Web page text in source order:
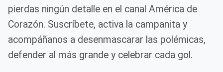
pierdas ningún detalle en el canal América de
Corazón. Suscríbete, activa la campanita y
acompáñanos a desenmascarar las polémicas,
defender al más grande y celebrar cada gol.